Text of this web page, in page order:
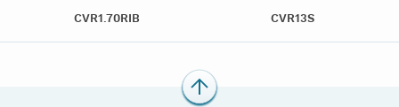
CVR1.70RIB CVR13S